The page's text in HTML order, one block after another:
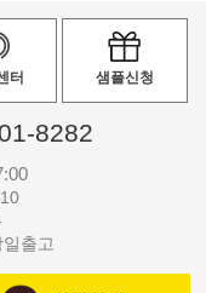
터 샘플신청
8282
출고